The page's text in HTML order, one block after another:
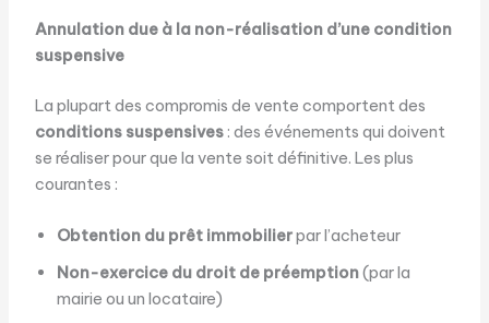
Annulation due à la non-réalisation d’une condition
suspensive
La plupart des compromis de vente comportent des
conditions suspensives: des événements qui doivent
se réaliser pour que la vente soit définitive. Les plus
courantes :
Obtention du prêt immobilierpar l’acheteur
Non-exercice du droit de préemption(par la
mairie ou un locataire)